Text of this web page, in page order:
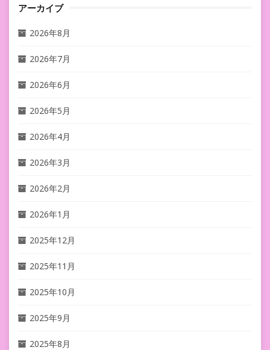
アーカイブ
2026年8月
2026年7月
2026年6月
2026年5月
2026年4月
2026年3月
2026年2月
2026年1月
2025年12月
2025年11月
2025年10月
2025年9月
2025年8月